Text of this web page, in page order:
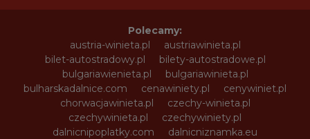
Polecamy:
austria-winieta.pl
austriawinieta.pl
bilet-autostradowy.pl
bilety-autostradowe.pl
bulgariawienieta.pl
bulgariawinieta.pl
bulharskadalnice.com
cenawiniety.pl
cenywiniet.pl
chorwacjawinieta.pl
czechy-winieta.pl
czechywinieta.pl
czechywiniety.pl
dalnicnipoplatky.com
dalnicniznamka.eu